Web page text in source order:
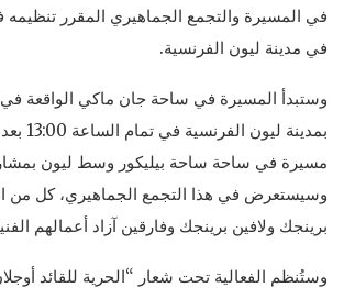
في مدينة ليون الفرنسية.
وستبدأ المسيرة في ساحة جان ماكي الواقعة في
بمدينة
مسيرة في ساحة ساحة بيليكور وسط ليون
وسيستعرض في هذا التجمع الجماهيري، كل من
برينجك ولافين برينجك وفارقين آزاد أعمالهم
وستُنظم الفعالية تحت شعار “الحرية للقائد